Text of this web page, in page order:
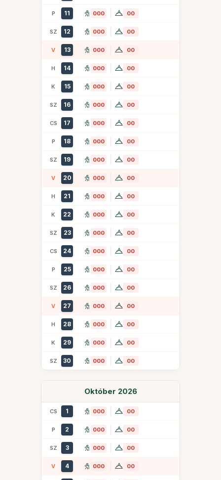
P 11 000 00
SZ 12 000 00
V 13 000 00
H 14 000 00
K 15 000 00
SZ 16 000 00
CS 17 000 00
P 18 000 00
SZ 19 000 00
V 20 000 00
H 21 000 00
K 22 000 00
SZ 23 000 00
CS 24 000 00
P 25 000 00
SZ 26 000 00
V 27 000 00
H 28 000 00
K 29 000 00
SZ 30 000 00
Október 2026
CS 1 000 00
P 2 000 00
SZ 3 000 00
V 4 000 00